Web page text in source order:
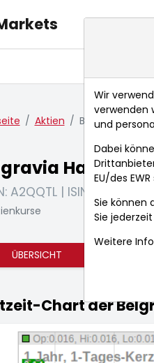
Aktien Belgravia
Hartford
A2QQTL | ISIN:
ÜBERSICHT
Chart der
Wir
verwenden
und
Dabei
EU/des
Sie können
Sie
Weitere